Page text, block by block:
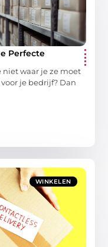
Perfecte
niet waar je ze moet
je bedrijf? Dan
WINKELEN